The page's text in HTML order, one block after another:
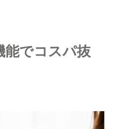
能でコスパ抜